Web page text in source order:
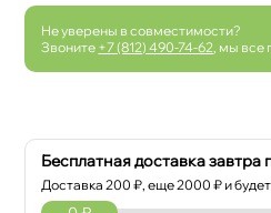
Не уверены в совместимости?
Звоните +7 (812) 490-74-62 , мы
Бесплатная доставка завтра
Доставка200 ₽, еще2000 ₽ и